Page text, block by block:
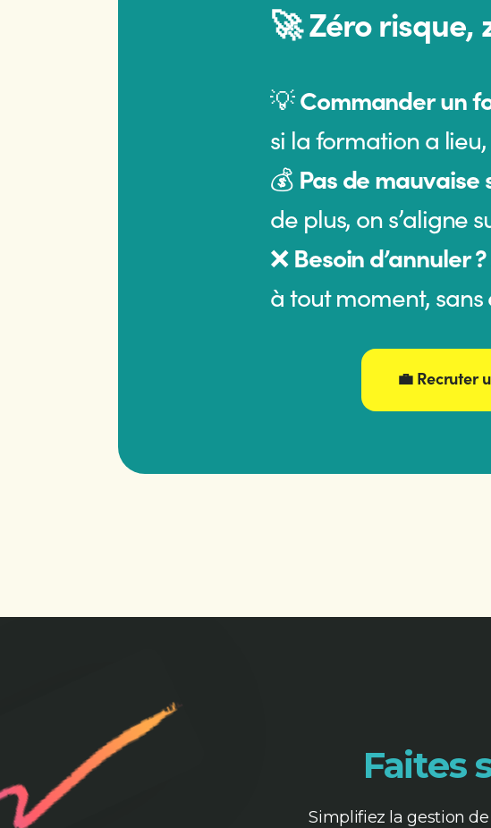
🚀 Zéro risque,
💡Commander un
si la formation a
💰 Pas de mauvaise
de plus, on s’aligne
❌Besoin d’annuler
à tout moment,
💼 Recruter
Faites
Simplifiez la gestion